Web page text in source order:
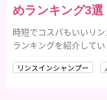
めランキング3選
時短でコスパもいいリ
ランキングを紹介して
リンスインシャンプー